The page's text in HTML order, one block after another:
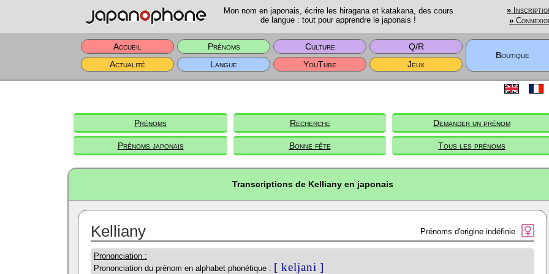
Mon nom en japonais, écrire les hiragana et katakana, des cours
de langue : tout pour apprendre le japonais !
»
»
Accueil Prénoms Culture
Q/R
Boutique
Actualité
Langue YouTube Jeux
Prénoms Recherche Demander un prénom
Prénoms japonais Bonne fête Tous les prénoms
Transcriptions de Kelliany en japonais
Kelliany Prénoms d'origine indéfinie
Prononciation :
Prononciation du prénom en alphabet phonétique : [ keljani ]